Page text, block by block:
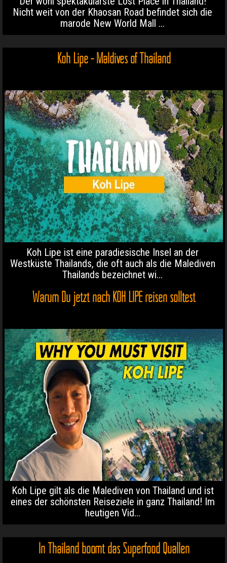
Nicht weit von der Khaosan Road befindet sich die
marode New World Mall ...
Koh Lipe - Maldives of Thailand
Koh Lipe ist eine paradiesische Insel an der
Westküste Thailands, die oft auch als die Malediven
Thailands bezeichnet wi...
Warum Du jetzt nach KOH LIPE reisen solltest
Koh Lipe gilt als die Malediven von Thailand und ist
eines der schönsten Reiseziele in ganz Thailand! Im
heutigen Vid...
In Thailand boomt das Superfood Quallen